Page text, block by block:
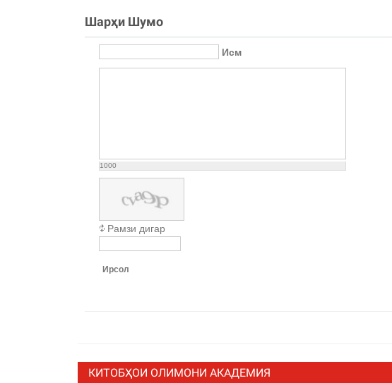
Шарҳи Шумо
Исм
1000
Рамзи дигар
Ирсол
КИТОБҲОИ ОЛИМОНИ АКАДЕМИЯ